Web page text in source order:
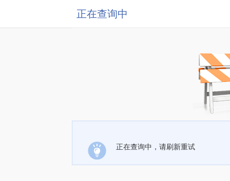
正在查询中
正在查询中，请刷新重试